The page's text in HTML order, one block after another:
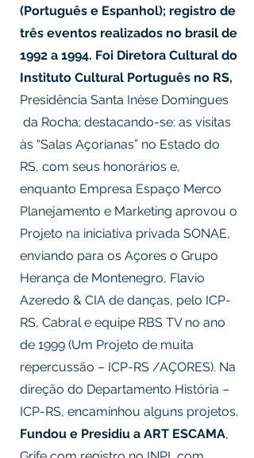
(Português e Espanhol); registro de
três eventos realizados no brasil de
1992 a 1994. Foi Diretora Cultural do
Instituto Cultural Português no RS,
Presidência Santa Inèse Domingues
da Rocha; destacando-se: as visitas
às “Salas Açorianas” no Estado do
RS, com seus honorários e,
enquanto Empresa Espaço Merco
Planejamento e Marketing aprovou o
Projeto na iniciativa privada SONAE,
enviando para os Açores o Grupo
Herança de Montenegro, Flavio
Azeredo & CIA de danças, pelo ICP-
RS, Cabral e equipe RBS TV no ano
de 1999 (Um Projeto de muita
repercussão – ICP-RS /AÇORES). Na
direção do Departamento História –
ICP-RS, encaminhou alguns projetos.
Fundou e Presidiu a ART ESCAMA,